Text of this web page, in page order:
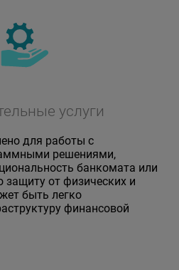
услуги
для работы с
решениями,
банкомата или
от физических и
быть легко
финансовой